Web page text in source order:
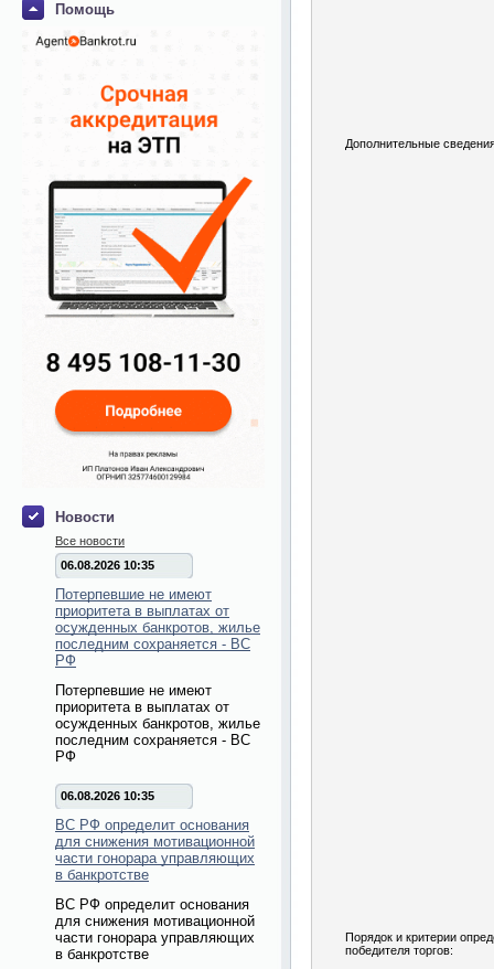
Помощь
Новости
Все новости
06.08.2026 10:35
Потерпевшие не имеют
приоритета в выплатах от
осужденных банкротов, жилье
последним сохраняется - ВС
РФ
Потерпевшие не имеют
приоритета в выплатах от
осужденных банкротов, жилье
последним сохраняется - ВС
РФ
06.08.2026 10:35
ВС РФ определит основания
для снижения мотивационной
части гонорара управляющих
в банкротстве
ВС РФ определит основания
для снижения мотивационной
части гонорара управляющих
в банкротстве
Дополнительные
Порядок и критерии
победителя торгов: